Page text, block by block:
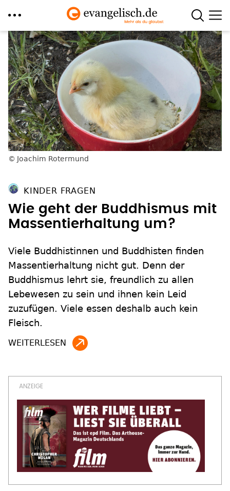
Direkt
zum
Inhalt
Joachim Rotermund
KINDER FRAGEN
Wie geht der Buddhismus mit
Massentierhaltung um?
Viele Buddhistinnen und Buddhisten finden
Massentierhaltung nicht gut. Denn der
Buddhismus lehrt sie, freundlich zu allen
Lebewesen zu sein und ihnen kein Leid
zuzufügen. Viele essen deshalb auch kein
Fleisch.